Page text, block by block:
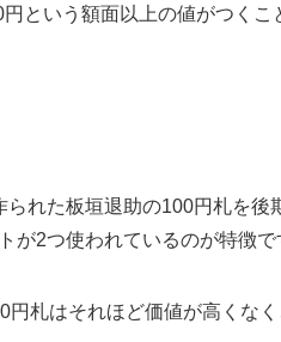
という額面以上の値がつくこ
れた板垣退助の100円札を
が2つ使われているのが特徴で
円札はそれほど価値が高くな